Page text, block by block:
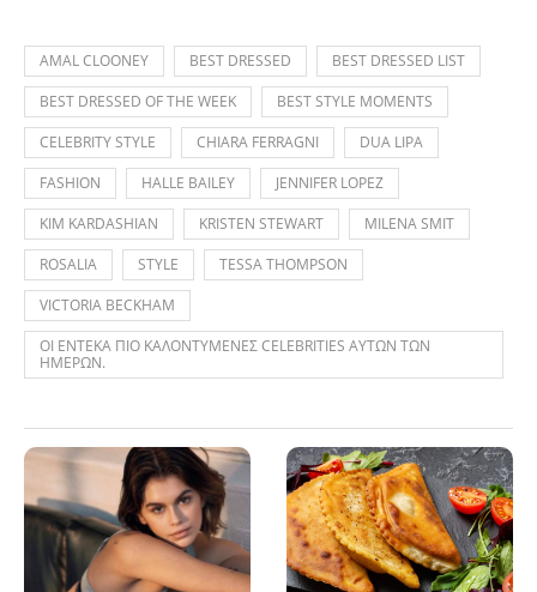
AMAL CLOONEY BEST DRESSED
BEST DRESSED LIST
BEST DRESSED OF THE WEEK
BEST STYLE MOMENTS
CELEBRITY STYLE
CHIARA FERRAGNI
DUA LIPA
FASHION
HALLE BAILEY
JENNIFER LOPEZ
KIM KARDASHIAN
KRISTEN STEWART
MILENA SMIT
ROSALIA
STYLE
TESSA THOMPSON
VICTORIA BECKHAM
ΟΙ ΕΝΤΕΚΑ ΠΙΟ ΚΑΛΟΝΤΥΜΕΝΕΣ CELEBRITIES ΑΥΤΩΝ ΤΩΝ
ΗΜΕΡΩΝ.